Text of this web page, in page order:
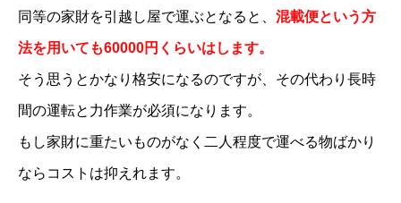
同等の家財を引越し屋で運ぶとなると、 混載便という方
法を用いても60000円くらいはします。
そう思うとかなり格安になるのですが、その代わり長時
間の運転と力作業が必須になります。
もし家財に重たいものがなく二人程度で運べる物ばかり
ならコストは抑えれます。